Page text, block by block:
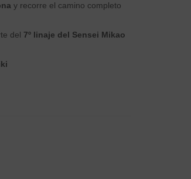
y recorre el camino completo
del 7º linaje del Sensei Mikao